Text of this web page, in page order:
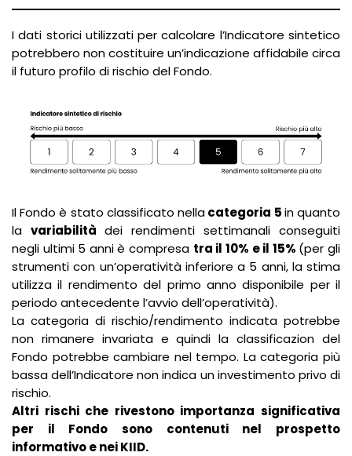
I dati storici utilizzati per calcolare l’Indicatore sintetico
potrebbero non costituire un’indicazione affidabile circa
il futuro profilo di rischio del Fondo.
Il Fondo è stato classificato nellacategoria 5in quanto
la variabilità dei rendimenti settimanali conseguiti
negli ultimi 5 anni è compresa tra il 10% e il 15% (per gli
strumenti con un’operatività inferiore a 5 anni, la stima
utilizza il rendimento del primo anno disponibile per il
periodo antecedente l’avvio dell’operatività).
La categoria di rischio/rendimento indicata potrebbe
non rimanere invariata e quindi la classificazion del
Fondo potrebbe cambiare nel tempo. La categoria più
bassa dell’Indicatore non indica un investimento privo di
rischio.
Altri rischi che rivestono importanza significativa
per il Fondo sono contenuti nel prospetto
informativo e nei KIID.